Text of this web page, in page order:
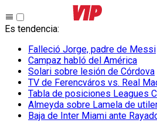
Es tendencia:
Falleció Jorge, padre de Messi
Campaz habló del América
Solari sobre lesión de Córdova
TV de Ferencváros vs. Real
Tabla de posiciones Leagues
Almeyda sobre Lamela de
Baja de Inter Miami ante